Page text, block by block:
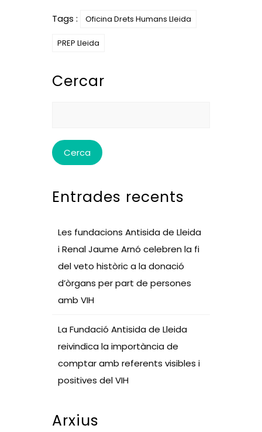
Tags : Oficina Drets Humans Lleida
PREP Lleida
Cercar
Entrades recents
Les fundacions Antisida de Lleida
i Renal Jaume Arnó celebren la fi
del veto històric a la donació
d’òrgans per part de persones
amb VIH
La Fundació Antisida de Lleida
reivindica la importància de
comptar amb referents visibles i
positives del VIH
Arxius